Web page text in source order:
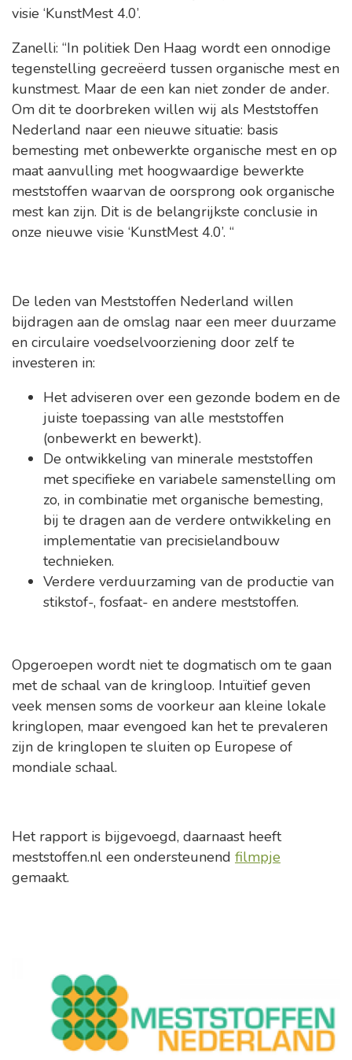
visie ‘KunstMest 4.0’.
Zanelli: “In politiek Den Haag wordt een onnodige
tegenstelling gecreëerd tussen organische mest en
kunstmest. Maar de een kan niet zonder de ander.
Om dit te doorbreken willen wij als Meststoffen
Nederland naar een nieuwe situatie: basis
bemesting met onbewerkte organische mest en op
maat aanvulling met hoogwaardige bewerkte
meststoffen waarvan de oorsprong ook organische
mest kan zijn. Dit is de belangrijkste conclusie in
onze nieuwe visie ‘KunstMest 4.0’. “
De leden van Meststoffen Nederland willen
bijdragen aan de omslag naar een meer duurzame
en circulaire voedselvoorziening door zelf te
investeren in:
Het adviseren over een gezonde bodem en de
juiste toepassing van alle meststoffen
(onbewerkt en bewerkt).
De ontwikkeling van minerale meststoffen
met specifieke en variabele samenstelling om
zo, in combinatie met organische bemesting,
bij te dragen aan de verdere ontwikkeling en
implementatie van precisielandbouw
technieken.
Verdere verduurzaming van de productie van
stikstof-, fosfaat- en andere meststoffen.
Opgeroepen wordt niet te dogmatisch om te gaan
met de schaal van de kringloop. Intuïtief geven
veek mensen soms de voorkeur aan kleine lokale
kringlopen, maar evengoed kan het te prevaleren
zijn de kringlopen te sluiten op Europese of
mondiale schaal.
Het rapport is bijgevoegd, daarnaast heeft
meststoffen.nl een ondersteunend filmpje
gemaakt.